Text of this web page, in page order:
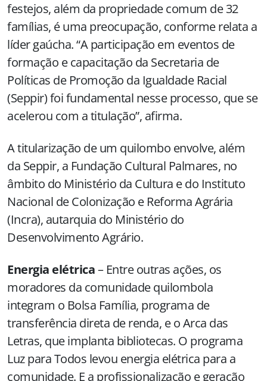
festejos, além da propriedade comum de 32
famílias, é uma preocupação, conforme relata a
líder gaúcha. “A participação em eventos de
formação e capacitação da Secretaria de
Políticas de Promoção da Igualdade Racial
(Seppir) foi fundamental nesse processo, que se
acelerou com a titulação”, afirma.
A titularização de um quilombo envolve, além
da Seppir, a Fundação Cultural Palmares, no
âmbito do Ministério da Cultura e do Instituto
Nacional de Colonização e Reforma Agrária
(Incra), autarquia do Ministério do
Desenvolvimento Agrário.
Energia elétrica– Entre outras ações, os
moradores da comunidade quilombola
integram o Bolsa Família, programa de
transferência direta de renda, e o Arca das
Letras, que implanta bibliotecas. O programa
Luz para Todos levou energia elétrica para a
comunidade. E a profissionalização e geração